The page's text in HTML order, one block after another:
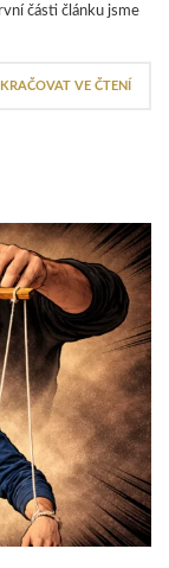
části článku jsme
VE ČTENÍ